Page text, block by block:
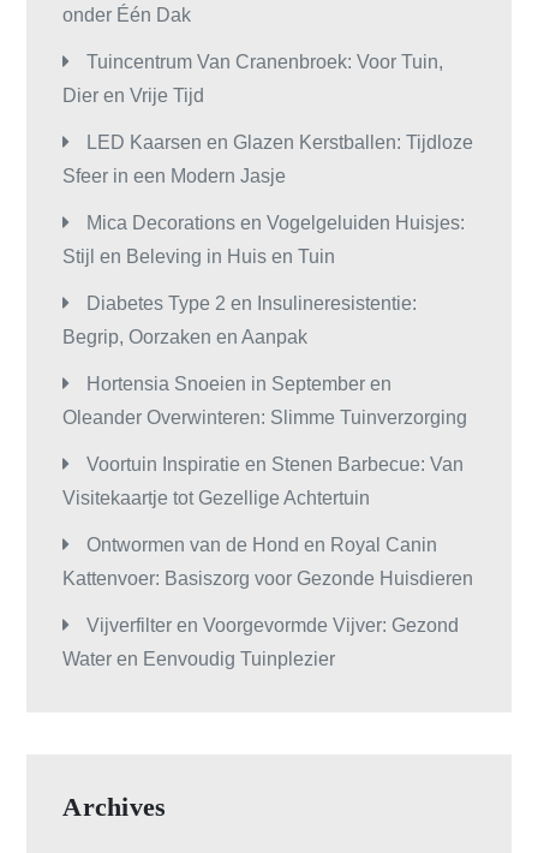
onder Één Dak
Tuincentrum Van Cranenbroek: Voor Tuin,
Dier en Vrije Tijd
LED Kaarsen en Glazen Kerstballen: Tijdloze
Sfeer in een Modern Jasje
Mica Decorations en Vogelgeluiden Huisjes:
Stijl en Beleving in Huis en Tuin
Diabetes Type 2 en Insulineresistentie:
Begrip, Oorzaken en Aanpak
Hortensia Snoeien in September en
Oleander Overwinteren: Slimme Tuinverzorging
Voortuin Inspiratie en Stenen Barbecue: Van
Visitekaartje tot Gezellige Achtertuin
Ontwormen van de Hond en Royal Canin
Kattenvoer: Basiszorg voor Gezonde Huisdieren
Vijverfilter en Voorgevormde Vijver: Gezond
Water en Eenvoudig Tuinplezier
Archives